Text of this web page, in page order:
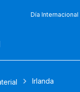
Día
Irlanda